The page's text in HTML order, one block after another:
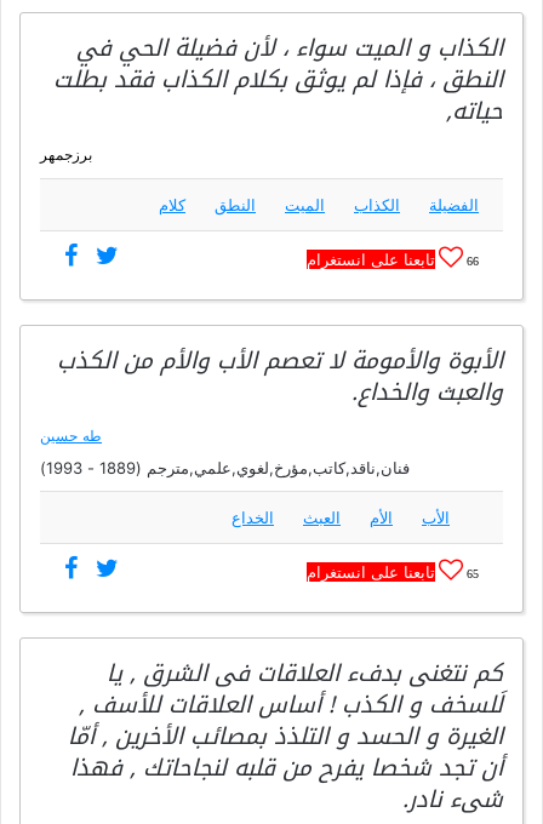
الكذاب و الميت سواء ، لأن فضيلة الحي في
النطق ، فإذا لم يوثق بكلام الكذاب فقد بطلت
حياته,
برزجمهر
الفضيلة الكذاب الميت النطق كلام
66 تابعنا على انستغرام
الأبوة والأمومة لا تعصم الأب والأم من الكذب
والعبث والخداع.
طه حسين
فنان,ناقد,كاتب,مؤرخ,لغوي,علمي,مترجم (1889 - 1993)
الأب الأم العبث الخداع
65 تابعنا على انستغرام
كم نتغنى بدفء العلاقات فى الشرق , يا
لَلسخف و الكذب ! أساس العلاقات للأسف ,
الغيرة و الحسد و التلذذ بمصائب الأخرين , أمّا
أن تجد شخصا يفرح من قلبه لنجاحاتك , فهذا
شىء نادر.